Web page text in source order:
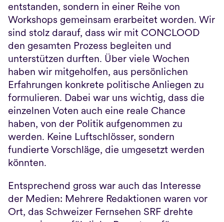
entstanden, sondern in einer Reihe von
Workshops gemeinsam erarbeitet worden. Wir
sind stolz darauf, dass wir mit CONCLOOD
den gesamten Prozess begleiten und
unterstützen durften. Über viele Wochen
haben wir mitgeholfen, aus persönlichen
Erfahrungen konkrete politische Anliegen zu
formulieren. Dabei war uns wichtig, dass die
einzelnen Voten auch eine reale Chance
haben, von der Politik aufgenommen zu
werden. Keine Luftschlösser, sondern
fundierte Vorschläge, die umgesetzt werden
könnten.
Entsprechend gross war auch das Interesse
der Medien: Mehrere Redaktionen waren vor
Ort, das Schweizer Fernsehen SRF drehte